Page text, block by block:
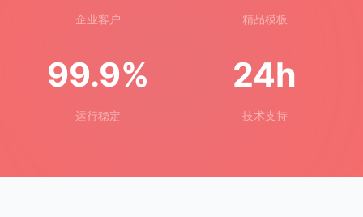
企业客户 精品模板
99.9%
运行稳定
24h
技术支持